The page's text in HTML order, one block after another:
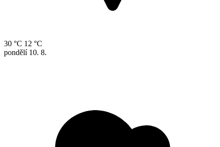
30 °C 12 °C
pondělí 10. 8.